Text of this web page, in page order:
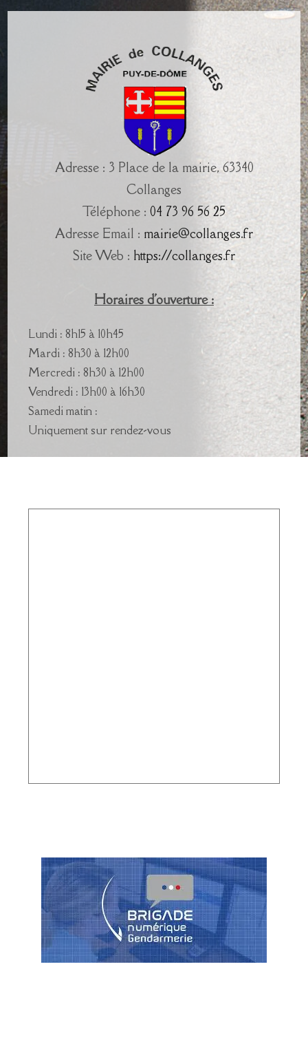
Adresse : 3 Place de la mairie, 63340
Collanges
Téléphone : 04 73 96 56 25
Adresse Email : mairie@collanges.fr
Site Web : https://collanges.fr
Horaires d'ouverture :
Lundi : 8h15 à 10h45
Mardi : 8h30 à 12h00
Mercredi : 8h30 à 12h00
Vendredi : 13h00 à 16h30
Samedi matin :
Uniquement sur rendez-vous